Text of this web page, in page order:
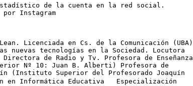
Instagram
Licenciada en Cs. de la Comunicación (UBA)
nuevas tecnologías en la Sociedad. Locutora
de Radio y Tv. Profesora de Enseñanza
Nº 10: Juan B. Alberti) Profesora de
(Instituto Superior del Profesorado Joaquín
en Informática Educativa   Especialización